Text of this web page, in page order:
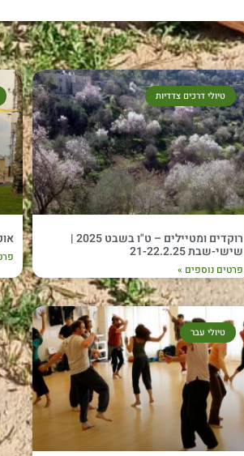
טיולי דרכים צדדיות
רוקדים ומטיילים – ט"ו בשבט 2025 |
שישי-שבת 21-22.2.25
פרטים נוספים »
טיולי עבר